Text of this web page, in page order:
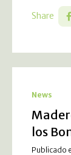
Share
News
los
Publicado